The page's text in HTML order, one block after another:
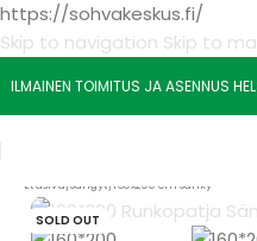
https://sohvakeskus.fi/
Skip to navigation Skip to
ILMAINEN TOIMITUS JA ASENNUS
Etusivu/Sängyt/ 160x200 cm Sänky
SOLD OUT